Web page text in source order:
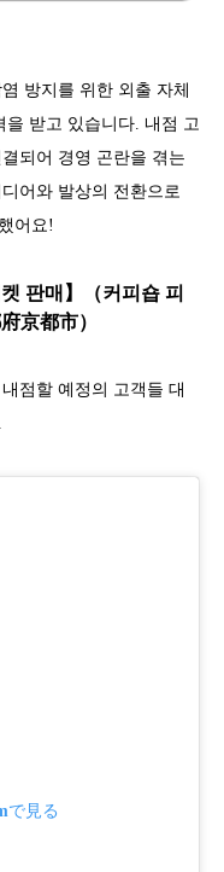
방지를 위한 외출 자체
받고 있습니다. 내점 고
되어 경영 곤란을 겪는
어와 발상의 전환으로
어요!
판매】（커피숍 피
京都市）
점할 예정의 고객들 대
で見る